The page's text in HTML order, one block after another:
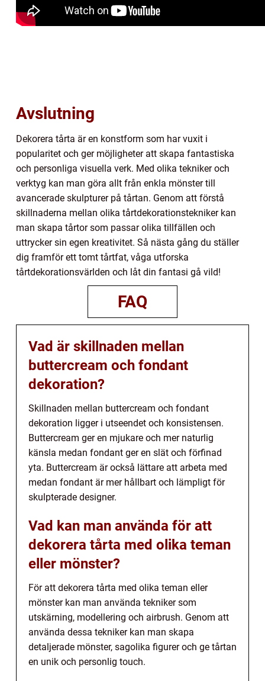
Avslutning
Dekorera tårta är en konstform som har vuxit i
popularitet och ger möjligheter att skapa fantastiska
och personliga visuella verk. Med olika tekniker och
verktyg kan man göra allt från enkla mönster till
avancerade skulpturer på tårtan. Genom att förstå
skillnaderna mellan olika tårtdekorationstekniker kan
man skapa tårtor som passar olika tillfällen och
uttrycker sin egen kreativitet. Så nästa gång du ställer
dig framför ett tomt tårtfat, våga utforska
tårtdekorationsvärlden och låt din fantasi gå vild!
FAQ
Vad är skillnaden mellan
buttercream och fondant
dekoration?
Skillnaden mellan buttercream och fondant
dekoration ligger i utseendet och konsistensen.
Buttercream ger en mjukare och mer naturlig
känsla medan fondant ger en slät och förfinad
yta. Buttercream är också lättare att arbeta med
medan fondant är mer hållbart och lämpligt för
skulpterade designer.
Vad kan man använda för att
dekorera tårta med olika teman
eller mönster?
För att dekorera tårta med olika teman eller
mönster kan man använda tekniker som
utskärning, modellering och airbrush. Genom att
använda dessa tekniker kan man skapa
detaljerade mönster, sagolika figurer och ge tårtan
en unik och personlig touch.